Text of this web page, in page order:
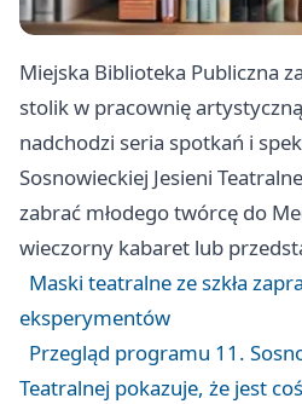
Miejska Biblioteka Publiczna
stolik w pracownię
nadchodzi seria spotkań i
Sosnowieckiej Jesieni
zabrać młodego twórcę do
wieczorny kabaret lub
Maski teatralne ze szkła
eksperymentów
Przegląd programu 11.
Teatralnej pokazuje, że jest